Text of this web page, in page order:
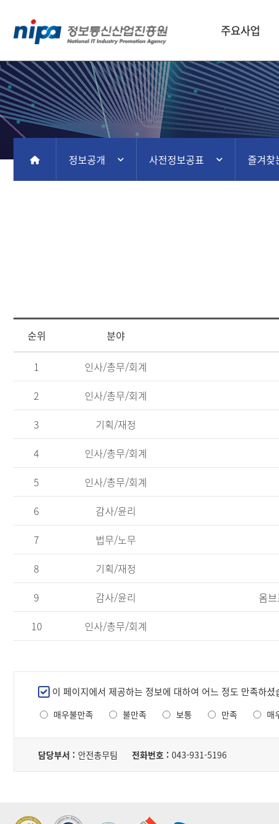
주요사업
홈 정보공개 사전정보공표 즐겨찾
정
공
보]
위,
야,
담
부
순위 분야
1 인사/총무/회계
2
인사/총무/회계
3
기획/재정
4
인사/총무/회계
5
인사/총무/회계
6
감사/윤리
7
법무/노무
8
기획/재정
9
감사/윤리 옴
10
인사/총무/회계
만
족
도
사
이 페이지에서 제공하는 정보에 대하여 어느 정도 만족하셨
매우불만족 불만족 보통 만족 매
담
당
담당부서 : 안전총무팀 전화번호 : 043-931-5196